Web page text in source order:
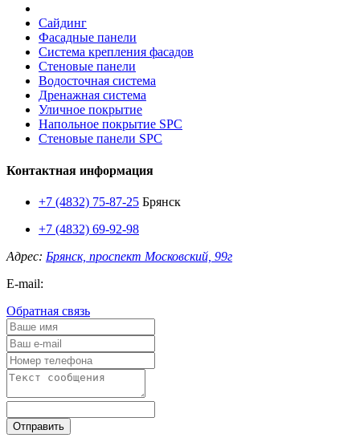
Сайдинг
Фасадные панели
Система крепления фасадов
Стеновые панели
Водосточная система
Дренажная система
Уличное покрытие
Напольное покрытие SPC
Стеновые панели SPC
Контактная информация
+7 (4832) 75-87-25 Брянск
+7 (4832) 69-92-98
Адрес: Брянск, проспект Московский, 99г
E-mail:
Обратная связь
Отправить